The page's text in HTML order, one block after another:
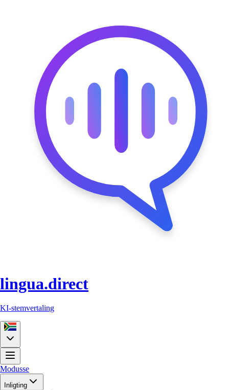
lingua.direct
KI-stemvertaling
Modusse
Inligting